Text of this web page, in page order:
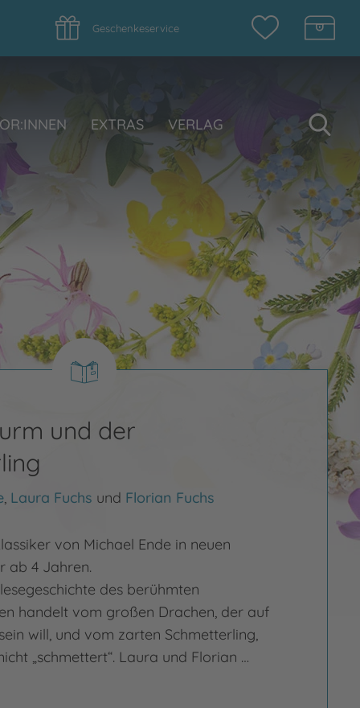
Geschenkeservice
EXTRAS VERLAG
und der
, Laura Fuchs und Florian Fuchs
von Michael Ende in neuen
ab 4 Jahren.
des berühmten
handelt vom großen Drachen, der auf
will, und vom zarten Schmetterling,
„schmettert“. Laura und Florian …